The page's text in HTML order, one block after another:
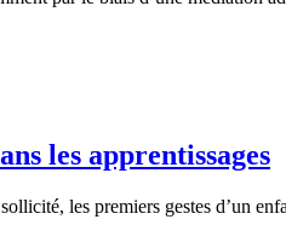
les apprentissages
les premiers gestes d’un